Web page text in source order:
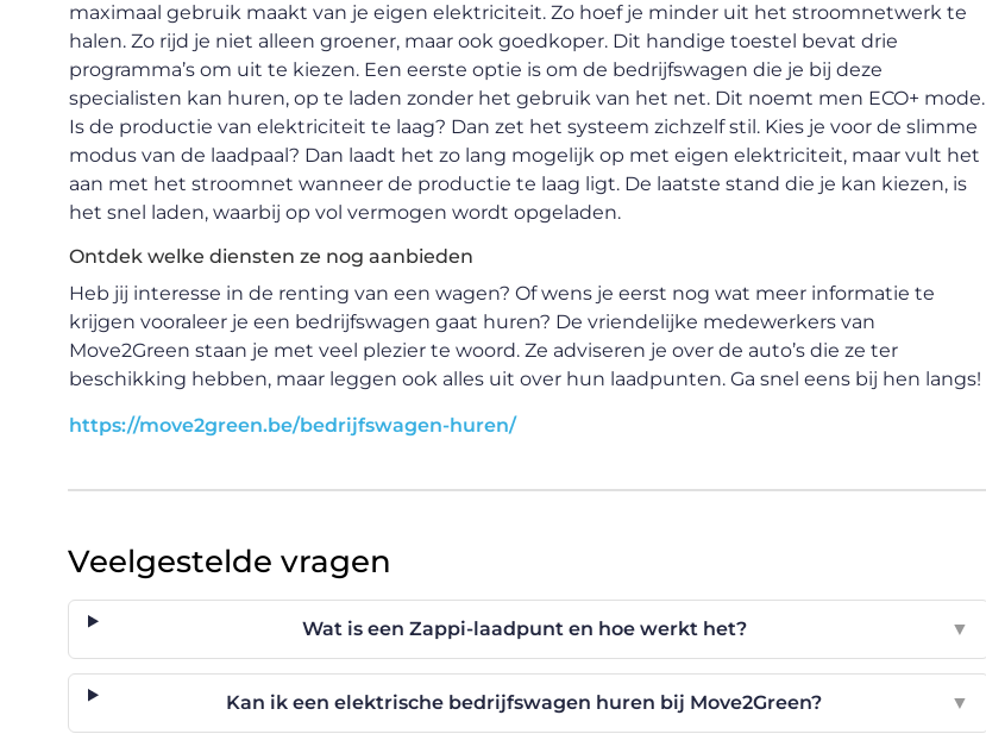
maximaal gebruik maakt van je eigen elektriciteit. Zo hoef je minder uit het stroomnetwerk te
halen. Zo rijd je niet alleen groener, maar ook goedkoper. Dit handige toestel bevat drie
programma’s om uit te kiezen. Een eerste optie is om de bedrijfswagen die je bij deze
specialisten kan huren, op te laden zonder het gebruik van het net. Dit noemt men ECO+ mode.
Is de productie van elektriciteit te laag? Dan zet het systeem zichzelf stil. Kies je voor de slimme
modus van de laadpaal? Dan laadt het zo lang mogelijk op met eigen elektriciteit, maar vult het
aan met het stroomnet wanneer de productie te laag ligt. De laatste stand die je kan kiezen, is
het snel laden, waarbij op vol vermogen wordt opgeladen.
Ontdek welke diensten ze nog aanbieden
Heb jij interesse in de renting van een wagen? Of wens je eerst nog wat meer informatie te
krijgen vooraleer je een bedrijfswagen gaat huren? De vriendelijke medewerkers van
Move2Green staan je met veel plezier te woord. Ze adviseren je over de auto’s die ze ter
beschikking hebben, maar leggen ook alles uit over hun laadpunten. Ga snel eens bij hen langs!
https://move2green.be/bedrijfswagen-huren/
Veelgestelde vragen
Wat is een Zappi-laadpunt en hoe werkt het? ▼
Kan ik een elektrische bedrijfswagen huren bij Move2Green? ▼